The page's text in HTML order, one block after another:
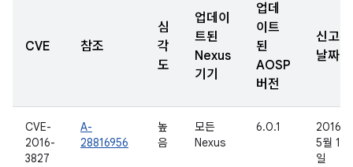
CVE 참조
심
각
도
업데이
트된
Nexus
기기
업데
이트
된
AOSP
버전
신고된
날짜
CVE-
2016-
3827
A-
28816956
높
음
모든
Nexus
6.0.1
2016년
5월 16
일